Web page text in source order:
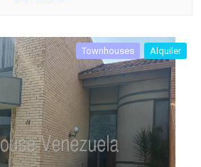
Townhouses Alquiler